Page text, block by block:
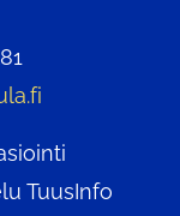
TuusInfo